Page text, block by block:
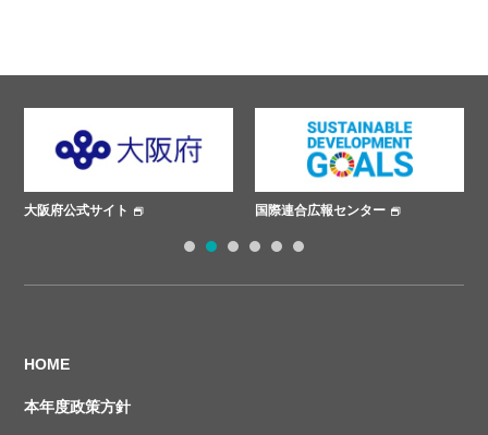
大阪府公式サイト 国際連合広報センター
HOME
本年度政策方針